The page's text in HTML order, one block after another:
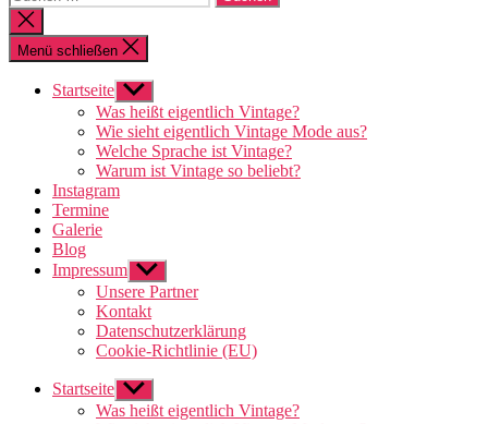
nach:
Suche
schließen
Menü schließen
Startseite Untermenü
anzeigen
Was heißt eigentlich Vintage?
Wie sieht eigentlich Vintage Mode aus?
Welche Sprache ist Vintage?
Warum ist Vintage so beliebt?
Instagram
Termine
Galerie
Blog
Impressum Untermenü
anzeigen
Unsere Partner
Kontakt
Datenschutzerklärung
Cookie-Richtlinie (EU)
Startseite Untermenü
anzeigen
Was heißt eigentlich Vintage?